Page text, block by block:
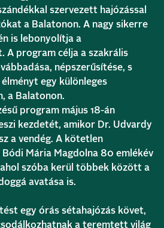
szervezett hajózással
a Balatonon. A nagy sikerre
is lebonyolítja a
A program célja a szakrális
népszerűsítése, s
egy különleges
a Balatonon.
program május 18-án
kezdetét, amikor Dr. Udvardy
a vendég. A kötetlen
Bódi Mária Magdolna 80 emlékév
szóba kerül többek között a
avatása is.
egy órás sétahajózás követ,
a teremtett világ